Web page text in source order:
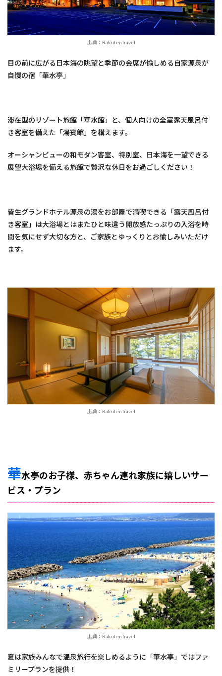
出典：RakutenTravel
目の前に広がる日本海の眺望と季節の会席が愉しめる自家源泉が
自慢の宿「華水亭」
滞在型のリゾート旅館「華水館」と、個人向けの全室露天風呂付
き客室を備えた「湯賓館」を構えます。
オーシャンビューの和モダン客室、特別室、日本海を一望できる
展望大浴場を備える旅館で贅沢な休日をお過ごしください！
皆生グランドホテル源泉の湯をお部屋で満喫できる「露天風呂付
き客室」は大浴場とはまたひと味違う開放感たっぷりの入浴を時
間を気にせず大切な方と、ご家族とゆっくりとお愉しみいただけ
ます。
出典：RakutenTravel
華水亭のお子様、赤ちゃん連れ家族に嬉しいサー
ビス・プラン
出典：RakutenTravel
夏は家族みんなで温泉旅行を楽しめるように「華水亭」ではファ
ミリープランを提供！